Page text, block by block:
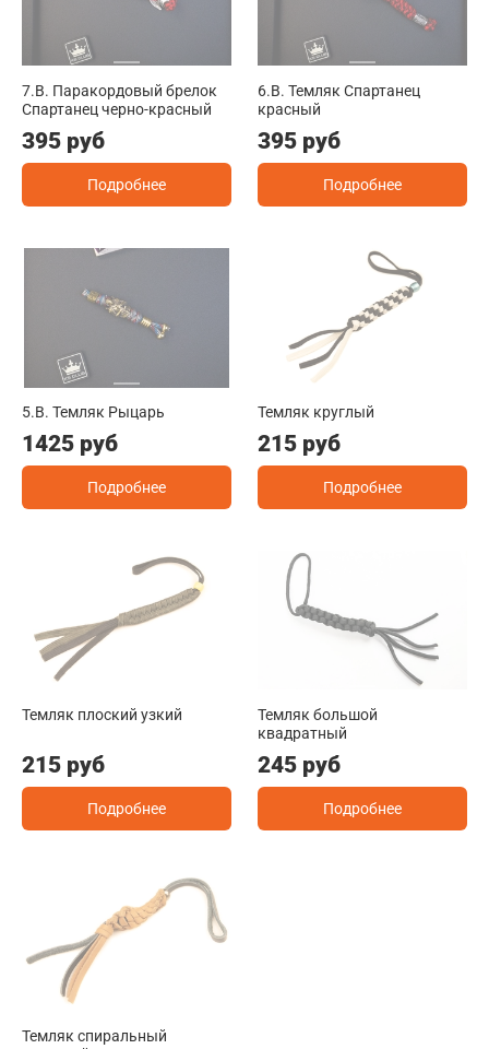
7.B. Паракордовый брелок
Спартанец черно-красный
395 руб
Подробнее
6.B. Темляк Спартанец
красный
395 руб
Подробнее
5.B. Темляк Рыцарь
1425 руб
Подробнее
Темляк круглый
215 руб
Подробнее
Темляк плоский узкий
215 руб
Подробнее
Темляк большой
квадратный
245 руб
Подробнее
Темляк спиральный